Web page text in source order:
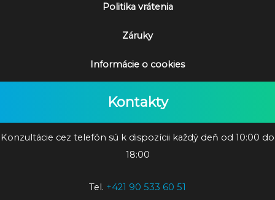
Politika vrátenia
Záruky
Informácie o cookies
Kontakty
Konzultácie cez telefón sú k dispozícii každý deň od 10:00 do
18:00
Tel. +421 90 533 60 51